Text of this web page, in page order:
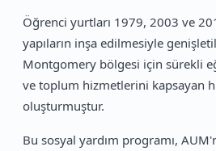
Öğrenci yurtları 1979, 2003 ve
yapıların inşa edilmesiyle
Montgomery bölgesi için sürekli
ve toplum hizmetlerini kapsayan
oluşturmuştur.
Bu sosyal yardım programı,